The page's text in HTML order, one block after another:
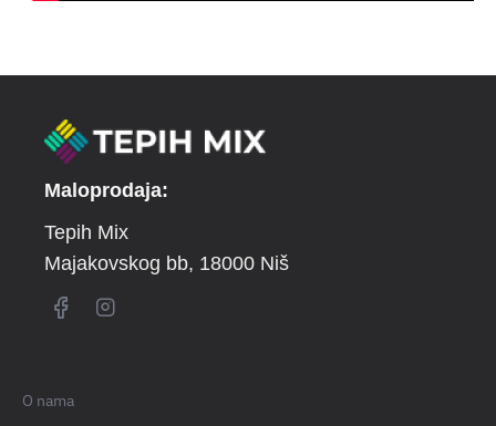
Maloprodaja:
Tepih Mix
Majakovskog bb, 18000 Niš
O nama